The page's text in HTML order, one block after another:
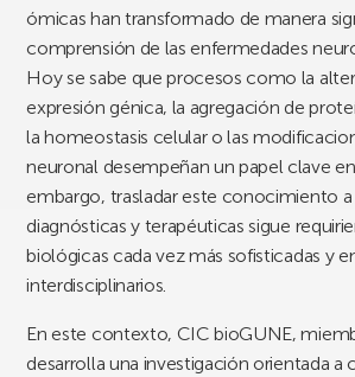
ómicas han transformado de manera
comprensión de las enfermedades
Hoy se sabe que procesos como la
expresión génica, la agregación de
la homeostasis celular o las
neuronal desempeñan un papel clave
embargo, trasladar este conocimiento
diagnósticas y terapéuticas sigue
biológicas cada vez más sofisticadas y
interdisciplinarios.
En este contexto, CIC bioGUNE,
desarrolla una investigación orientada a